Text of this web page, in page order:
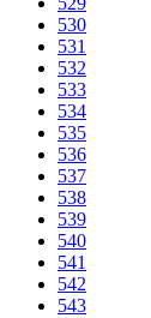
530
531
532
533
534
535
536
537
538
539
540
541
542
543